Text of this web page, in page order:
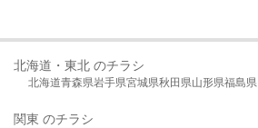
北海道・東北 のチラシ
北海道青森県岩手県宮城県秋田県山形県福島県
関東 のチラシ